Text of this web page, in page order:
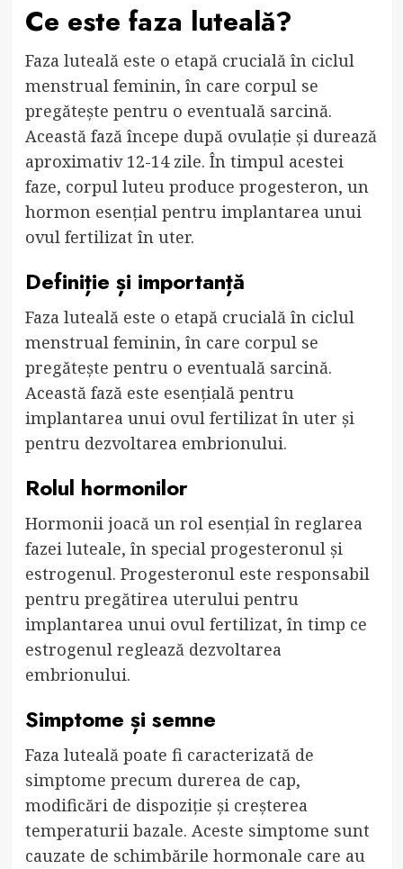
Ce este faza luteală?
Faza luteală este o etapă crucială în ciclul
menstrual feminin, în care corpul se
pregătește pentru o eventuală sarcină.
Această fază începe după ovulație și durează
aproximativ 12-14 zile. În timpul acestei
faze, corpul luteu produce progesteron, un
hormon esențial pentru implantarea unui
ovul fertilizat în uter.
Definiție și importanță
Faza luteală este o etapă crucială în ciclul
menstrual feminin, în care corpul se
pregătește pentru o eventuală sarcină.
Această fază este esențială pentru
implantarea unui ovul fertilizat în uter și
pentru dezvoltarea embrionului.
Rolul hormonilor
Hormonii joacă un rol esențial în reglarea
fazei luteale, în special progesteronul și
estrogenul. Progesteronul este responsabil
pentru pregătirea uterului pentru
implantarea unui ovul fertilizat, în timp ce
estrogenul reglează dezvoltarea
embrionului.
Simptome și semne
Faza luteală poate fi caracterizată de
simptome precum durerea de cap,
modificări de dispoziție și creșterea
temperaturii bazale. Aceste simptome sunt
cauzate de schimbările hormonale care au